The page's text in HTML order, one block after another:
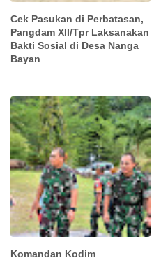
Cek Pasukan di Perbatasan,
Pangdam XII/Tpr Laksanakan
Bakti Sosial di Desa Nanga
Bayan
Komandan Kodim